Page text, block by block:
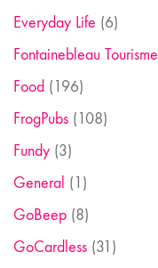
Everyday Life (6)
Fontainebleau Tourisme
Food (196)
FrogPubs (108)
Fundy (3)
General (1)
GoBeep (8)
GoCardless (31)